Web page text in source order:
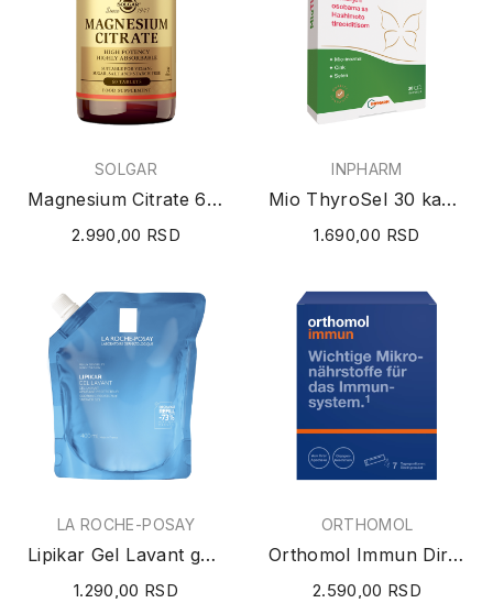
SOLGAR
Magnesium Citrate 60 tableta
2.990,00 RSD
INPHARM
Mio ThyroSel 30 kapsula
1.690,00 RSD
LA ROCHE-POSAY
Lipikar Gel Lavant gel za tuširanje (Refill /...
1.290,00 RSD
ORTHOMOL
Orthomol Immun Direkt granule (narandža) 7 doza
2.590,00 RSD